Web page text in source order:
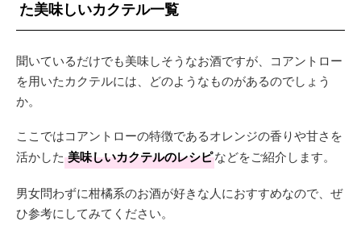
た美味しいカクテル一覧
聞いているだけでも美味しそうなお酒ですが、コアントロー
を用いたカクテルには、どのようなものがあるのでしょう
か。
ここではコアントローの特徴であるオレンジの香りや甘さを
活かした 美味しいカクテルのレシピなどをご紹介します。
男女問わずに柑橘系のお酒が好きな人におすすめなので、ぜ
ひ参考にしてみてください。